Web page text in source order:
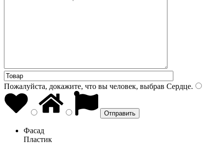
Пожалуйста, докажите, что вы человек, выбрав Сердце.
Фасад
Пластик